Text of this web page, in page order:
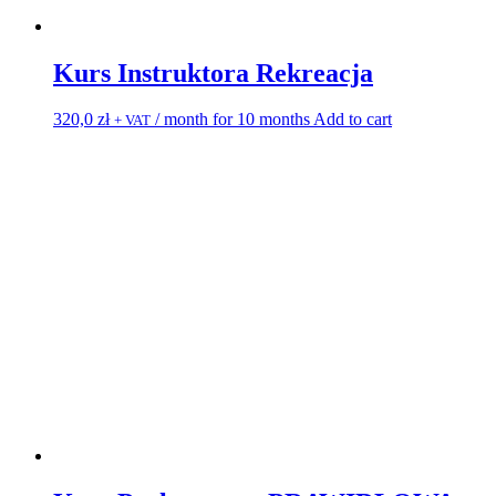
Kurs Instruktora Rekreacja
320,0 zł + VAT / month for 10 monthsAdd to cart